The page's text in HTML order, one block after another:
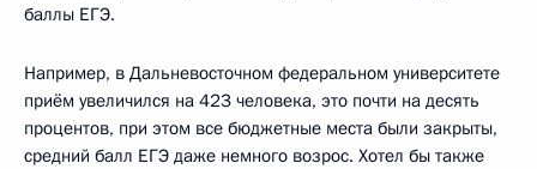
баллы ЕГЭ.
Например, в Дальневосточном федеральном университете
приём увеличился на 423 человека, это почти на десять
процентов, при этом все бюджетные места были закрыты,
средний балл ЕГЭ даже немного возрос. Хотел бы также